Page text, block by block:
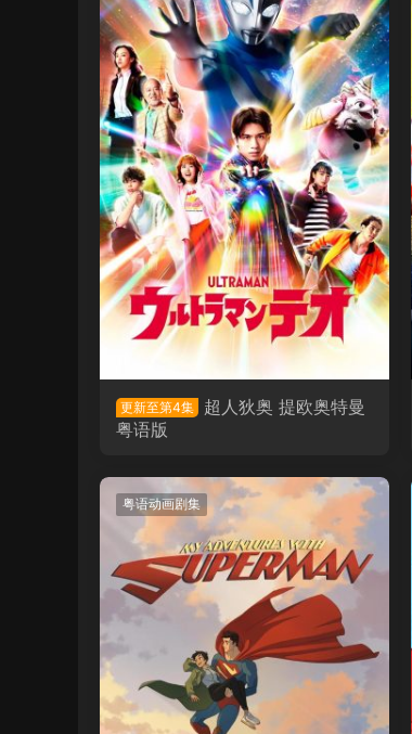
更新至第4集
超人狄奥 提欧奥特曼
粤语版
粤语动画剧集